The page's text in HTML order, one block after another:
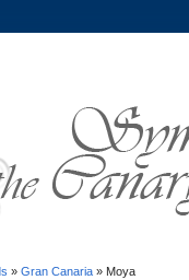
» Gran Canaria» Moya